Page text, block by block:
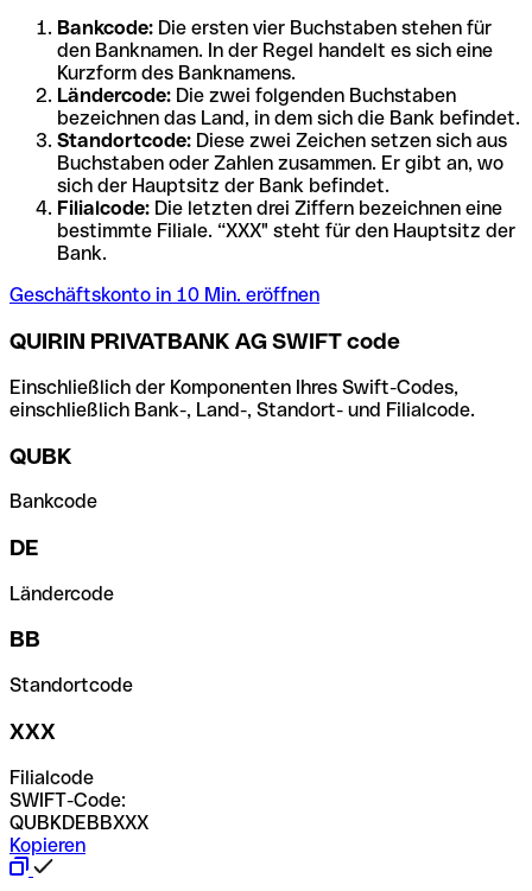
Bankcode: Die ersten vier Buchstaben stehen für
den Banknamen. In der Regel handelt es sich eine
Kurzform des Banknamens.
Ländercode: Die zwei folgenden Buchstaben
bezeichnen das Land, in dem sich die Bank befindet.
Standortcode: Diese zwei Zeichen setzen sich aus
Buchstaben oder Zahlen zusammen. Er gibt an, wo
sich der Hauptsitz der Bank befindet.
Filialcode: Die letzten drei Ziffern bezeichnen eine
bestimmte Filiale. “XXX" steht für den Hauptsitz der
Bank.
Geschäftskonto in 10 Min. eröffnen
QUIRIN PRIVATBANK AG SWIFT code
Einschließlich der Komponenten Ihres Swift-Codes,
einschließlich Bank-, Land-, Standort- und Filialcode.
QUBK
Bankcode
DE
Ländercode
BB
Standortcode
XXX
Filialcode
SWIFT-Code:
QUBKDEBBXXX
Kopieren